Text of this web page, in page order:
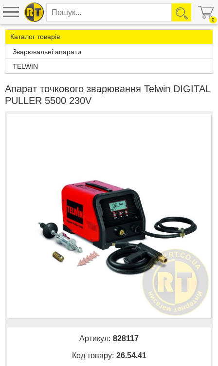
0
Каталог товарів
Зварювальні апарати
TELWIN
Апарат точкового зварювання Telwin DIGITAL
PULLER 5500 230V
Артикул: 828117
Код товару: 26.54.41